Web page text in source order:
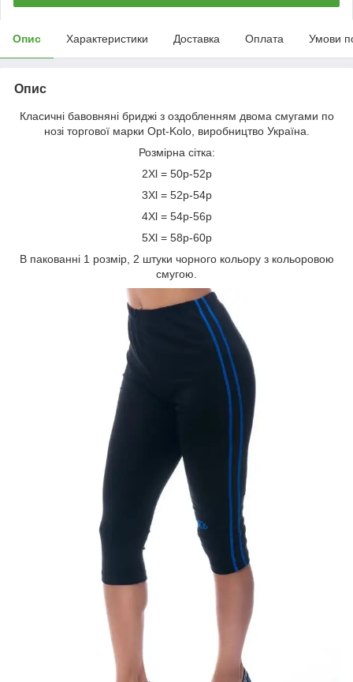
Опис Характеристики Доставка Оплата Умови
Опис
Класичні бавовняні бриджі з оздобленням двома смугами по
нозі торгової марки Opt-Kolo, виробництво Україна.
Розмірна сітка:
2Xl = 50р-52р
3Xl = 52р-54р
4Xl = 54р-56р
5Xl = 58р-60р
В пакованні 1 розмір, 2 штуки чорного кольору з кольоровою
смугою.